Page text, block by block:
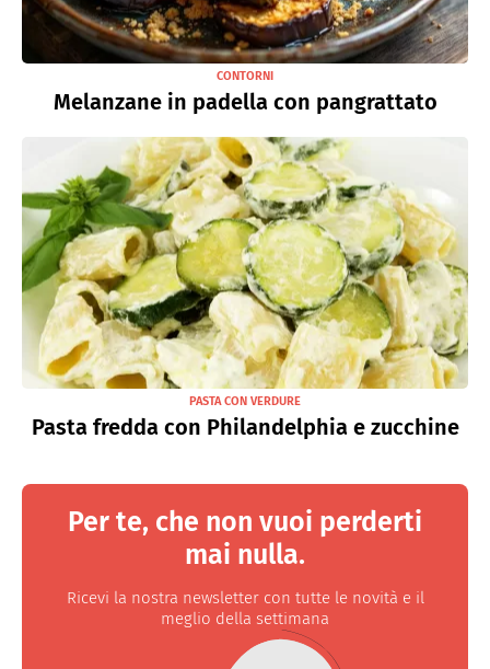
CONTORNI
Melanzane in padella con pangrattato
PASTA CON VERDURE
Pasta fredda con Philandelphia e zucchine
Per te, che non vuoi perderti
mai nulla.
Ricevi la nostra newsletter con tutte le novità e il
meglio della settimana